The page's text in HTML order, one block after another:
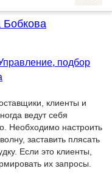
Бобкова
подбор
клиенты и
ведут себя
Необходимо настроить
заставить плясать
Если это клиенты,
их запросы.